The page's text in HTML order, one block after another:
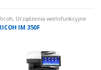
, Urządzenia wielofunkcyjne
, Urządzenia
używane: czarno
IM 350F